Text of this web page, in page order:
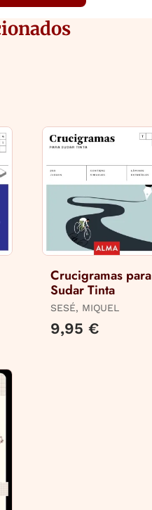
Crucigramas para
Sudar Tinta
SESÉ, MIQUEL
9,95 €